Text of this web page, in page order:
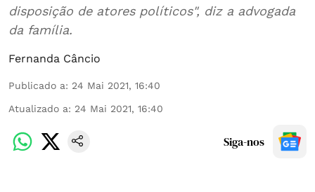
disposição de atores políticos", diz a advogada
da família.
Fernanda Câncio
Publicado a: 24 Mai 2021, 16:40
Atualizado a: 24 Mai 2021, 16:40
Siga-nos